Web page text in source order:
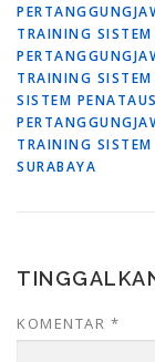
TRAINING
TRAINING
SISTEM
TRAINING
SURABAYA
KOMENTAR *